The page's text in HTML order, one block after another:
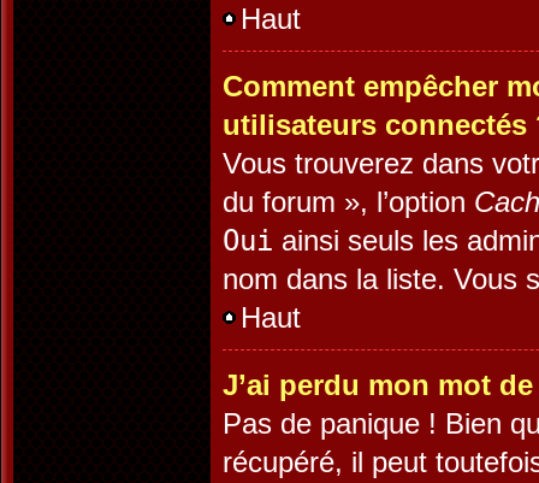
Haut
Comment empêcher
utilisateurs connectés
Vous trouverez dans
du forum », l’option
Oui ainsi seuls les
nom dans la liste. Vous
Haut
J’ai perdu mon mot
Pas de panique ! Bien
récupéré, il peut